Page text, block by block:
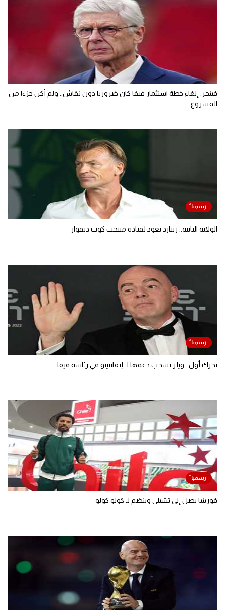
فينجر: إلغاء خطة استثمار فيفا كان ضروريا دون نقاش.. ولم أكن جزءا من
المشروع
الولاية الثانية.. رينارد يعود لقيادة منتخب كوت ديفوار
تحرك أول.. ويلز تسحب دعمها لـ إنفانتينو في رئاسة فيفا
فوزينيا يصل إلى تشيلي وينضم لـ كولو كولو